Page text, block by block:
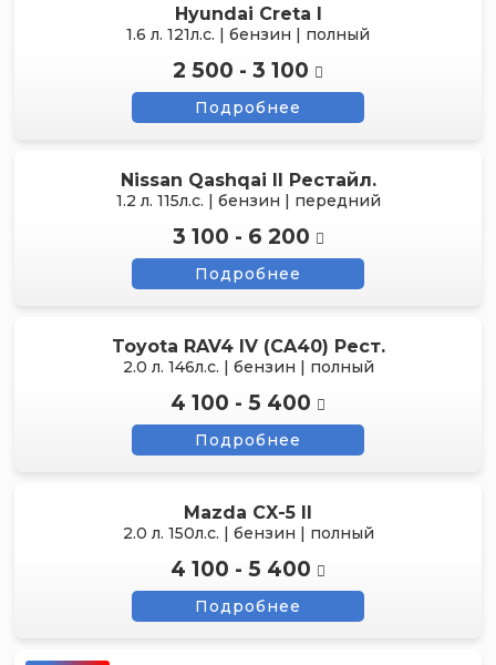
Hyundai Creta I
1.6 л. 121л.с. | бензин | полный
2 500 - 3 100
Подробнее
Nissan Qashqai II Рестайл.
1.2 л. 115л.с. | бензин | передний
3 100 - 6 200
Подробнее
Toyota RAV4 IV (CA40) Рест.
2.0 л. 146л.с. | бензин | полный
4 100 - 5 400
Подробнее
Mazda CX-5 II
2.0 л. 150л.с. | бензин | полный
4 100 - 5 400
Подробнее